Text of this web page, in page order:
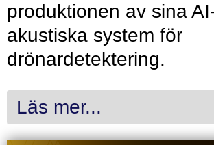
produktionen av sina
akustiska system för
drönardetektering.
Läs mer...